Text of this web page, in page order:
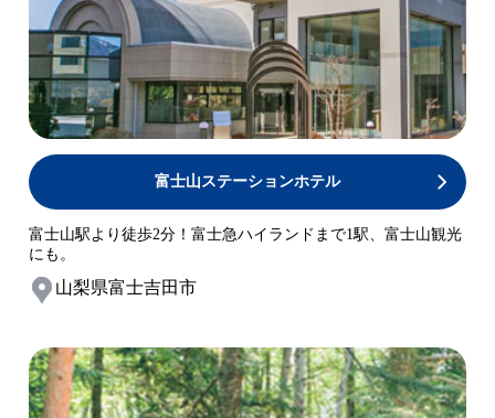
富士山ステーションホテル
富士山駅より徒歩2分！富士急ハイランドまで1駅、富士山観光
にも。
山梨県富士吉田市